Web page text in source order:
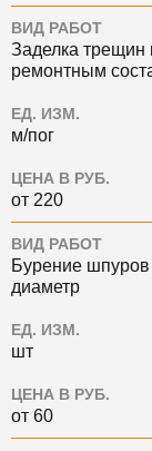
ВИД РАБОТ
Заделка трещин
ремонтным
ЕД. ИЗМ.
м/пог
ЦЕНА В РУБ.
от 220
ВИД РАБОТ
Бурение
диаметр
ЕД. ИЗМ.
шт
ЦЕНА В РУБ.
от 60